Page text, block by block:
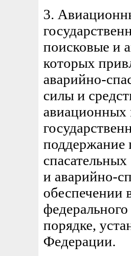
3.
поисковые и
которых
аварийно-
силы и
авиационных
поддержание
и аварийно-
обеспечении
порядке,
Федерации.